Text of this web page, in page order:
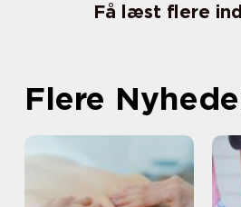
Få læst flere
Flere